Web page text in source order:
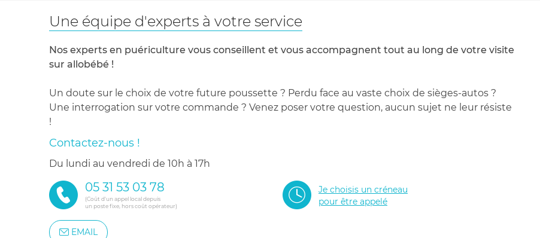
Une équipe d'experts à votre service
Nos experts en puériculture vous conseillent et vous accompagnent tout au long de votre visite
sur allobébé !
Un doute sur le choix de votre future poussette ? Perdu face au vaste choix de sièges-autos ?
Une interrogation sur votre commande ? Venez poser votre question, aucun sujet ne leur résiste
!
Contactez-nous !
du lundi au vendredi de 10h à 17h
05 31 53 03 78
(Coût d'un appel local depuis
un poste fixe, hors coût opérateur)
Je choisis un créneau
pour être appelé
EMAIL